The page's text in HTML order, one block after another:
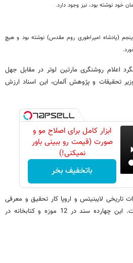
خود نوشته بود، نیز وجود دارد.
(پادشاه امپراطوری روم مقدس) نوشته بود و هیچ
اعلام روشنگری مارتین لوتر در مقابل جهل
تحقیقات و پژوهش آلمان، این اسناد ارزش
ابزار کامل برای اصلاح مو و
صورت (قیمت رو ببینی باور
نمیکنی!)
باتخفیف بخر
لایبنیتس و اروپا کار تحقیق و معرفی
این اسناد را به عهده داشته است. این چهارده سند در 12 موزه و کتابخانه در